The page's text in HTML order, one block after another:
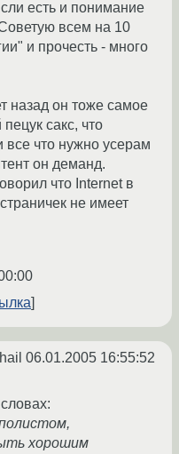
есть и понимание
всем на 10
и прочесть - много
назад он тоже самое
сакс, что
что нужно усерам
он деманд.
что Internet в
не имеет
06.01.2005 16:55:52
хорошим